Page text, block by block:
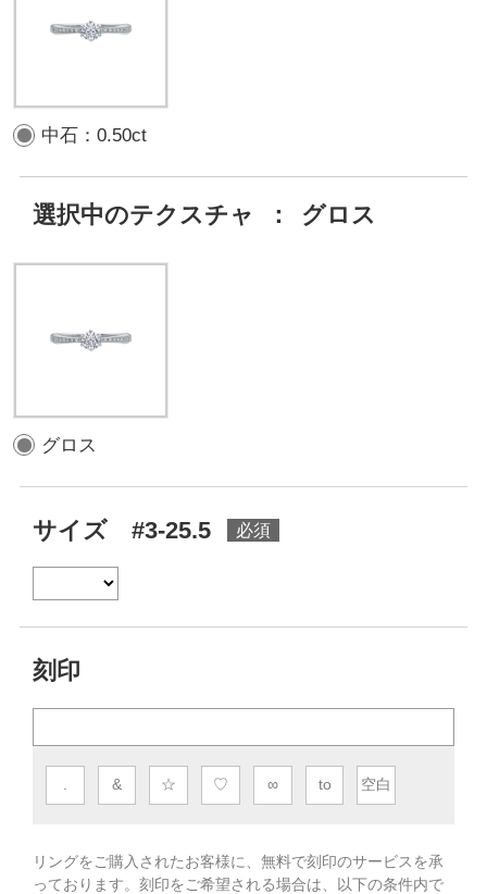
中石：0.50ct
選択中のテクスチャ ： グロス
グロス
サイズ #3-25.5
刻印
. & ☆ ♡ ∞ to 空白
リングをご購入されたお客様に、無料で刻印のサービスを承
っております。 刻印をご希望される場合は、以下の条件内で